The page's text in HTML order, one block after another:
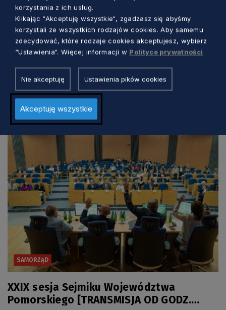
SAMORZĄD
Czy będzie nowe święto państwowe?
Pomorski sejmik apeluje do Sejmu,
Senatu i Prezydenta RP
Marcin Szumny
SAMORZĄD
XXIX sesja Sejmiku Województwa
Pomorskiego [TRANSMISJA OD GODZ.
korzystania z ich usług.
Klikając “Akceptuję wszystkie“, zgadzasz się abyśmy
korzystali ze wszystkich rodzajów cookies. Aby samemu
zdecydować, które rodzaje cookies akceptujesz, wybierz
“Ustawienia“. Więcej informacji w Polityce prywatności
Nie akceptuję Ustawienia pików cookies
Akceptuję wszystkie